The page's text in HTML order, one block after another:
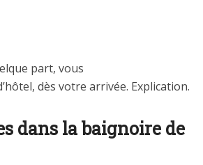
part, vous
dès votre arrivée. Explication.
dans la baignoire de